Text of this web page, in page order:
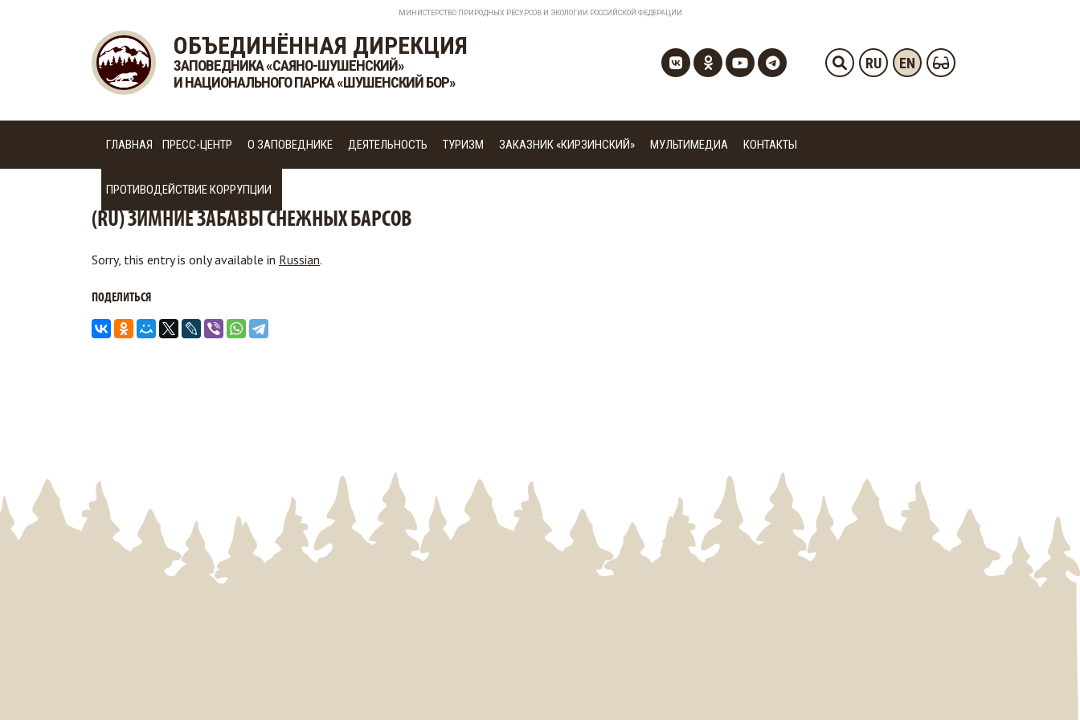
МИНИСТЕРСТВО ПРИРОДНЫХ РЕСУРСОВ И ЭКОЛОГИИ РОССИЙСКОЙ ФЕДЕРАЦИИ
ОБЪЕДИНЁННАЯ ДИРЕКЦИЯ
ЗАПОВЕДНИКА «САЯНО-ШУШЕНСКИЙ»
И НАЦИОНАЛЬНОГО ПАРКА «ШУШЕНСКИЙ БОР»
RU EN
ГЛАВНАЯ ПРЕСС-ЦЕНТР О ЗАПОВЕДНИКЕ ДЕЯТЕЛЬНОСТЬ ТУРИЗМ ЗАКАЗНИК «КИРЗИНСКИЙ» МУЛЬТИМЕДИА КОНТАКТЫ
ПРОТИВОДЕЙСТВИЕ КОРРУПЦИИ
(RU) ЗИМНИЕ ЗАБАВЫ СНЕЖНЫХ БАРСОВ
Sorry, this entry is only available in Russian.
ПОДЕЛИТЬСЯ